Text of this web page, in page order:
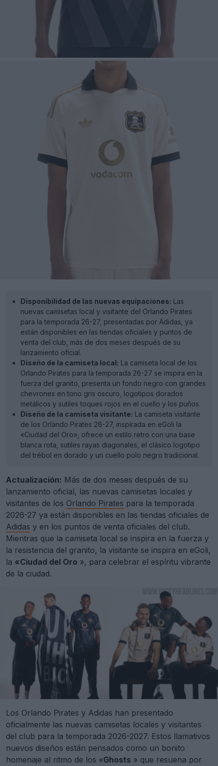
Disponibilidad de las nuevas equipaciones: Las
nuevas camisetas local y visitante del Orlando Pirates
para la temporada 26-27, presentadas por Adidas, ya
están disponibles en las tiendas oficiales y puntos de
venta del club, más de dos meses después de su
lanzamiento oficial.
Diseño de la camiseta local: La camiseta local de los
Orlando Pirates para la temporada 26-27 se inspira en la
fuerza del granito, presenta un fondo negro con grandes
chevrones en tono gris oscuro, logotipos dorados
metálicos y sutiles toques rojos en el cuello y los puños.
Diseño de la camiseta visitante: La camiseta visitante
de los Orlando Pirates 26-27, inspirada en eGoli la
«Ciudad del Oro», ofrece un estilo retro con una base
blanca rota, sutiles rayas diagonales, el clásico logotipo
del trébol en dorado y un cuello polo negro tradicional.
Actualización: Más de dos meses después de su
lanzamiento oficial, las nuevas camisetas locales y
visitantes de los Orlando Pirates para la temporada
2026-27 ya están disponibles en las tiendas oficiales de
Adidas y en los puntos de venta oficiales del club.
Mientras que la camiseta local se inspira en la fuerza y
la resistencia del granito, la visitante se inspira en eGoli,
la «Ciudad del Oro », para celebrar el espíritu vibrante
de la ciudad.
Los Orlando Pirates y Adidas han presentado
oficialmente las nuevas camisetas locales y visitantes
del club para la temporada 2026-2027. Estos llamativos
nuevos diseños están pensados como un bonito
homenaje al ritmo de los «Ghosts » que resuena por